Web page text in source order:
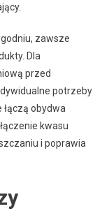
zawsze
Dla
przed
potrzeby
obydwa
kwasu
i poprawia